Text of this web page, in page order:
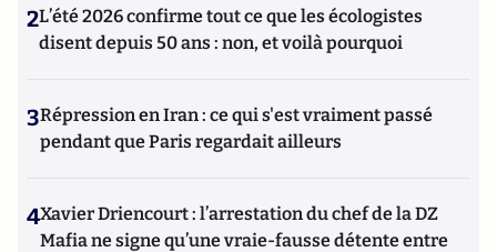
2L’été 2026 confirme tout ce que les écologistes
disent depuis 50 ans : non, et voilà pourquoi
3Répression en Iran : ce qui s'est vraiment passé
pendant que Paris regardait ailleurs
4Xavier Driencourt : l’arrestation du chef de la DZ
Mafia ne signe qu’une vraie-fausse détente entre